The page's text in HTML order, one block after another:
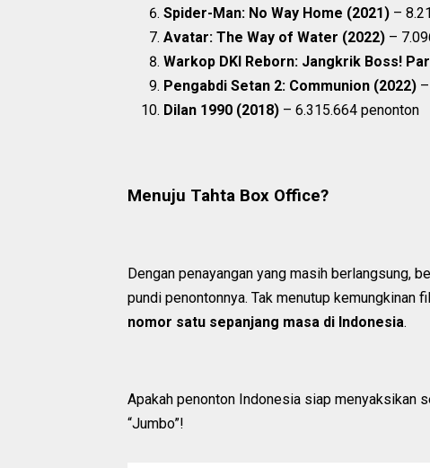
Spider-Man: No Way Home (2021) –
Avatar: The Way of Water (2022) –
Warkop DKI Reborn: Jangkrik Boss!
Pengabdi Setan 2: Communion (2022)
Dilan 1990 (2018) – 6.315.664 penonton
Menuju Tahta Box Office?
Dengan penayangan yang masih berlangsung,
pundi penontonnya. Tak menutup kemungkinan
nomor satu sepanjang masa di Indonesia.
Apakah penonton Indonesia siap menyaksikan
“Jumbo”!